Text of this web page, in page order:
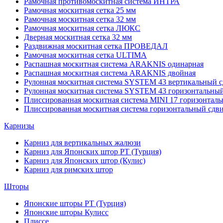
Рамочная москитная сетка 25 мм
Рамочная москитная сетка 32 мм
Рамочная москитная сетка ЛЮКС
Дверная москитная сетка 32 мм
Раздвижная москитная сетка ПРОВЕДАЛ
Рамочная москитная сетка ULTIMA
Распашная москитная система ARAKNIS одинарная
Распашная москитная система ARAKNIS двойная
Рулонная москитная система SYSTEM 43 вертикальный
Рулонная москитная система SYSTEM 43
Плиссированная москитная система MINI 17
Плиссированная москитная система горизонтальный
Карнизы
Карниз для вертикальных жалюзи
Карниз для Японских штор РТ (Турция)
Карниз для Японских штор (Кулис)
Карниз для римских штор
Шторы
Японские шторы РТ (Турция)
Японские шторы Кулисс
Плиссе